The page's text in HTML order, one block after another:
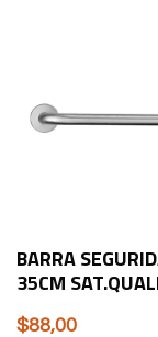
BARRA
35CM
$88,00